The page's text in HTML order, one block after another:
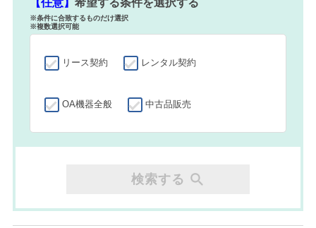
【任意】希望する条件を選択する
※条件に合致するものだけ選択
※複数選択可能
リース契約 レンタル契約
OA機器全般 中古品販売
検索する